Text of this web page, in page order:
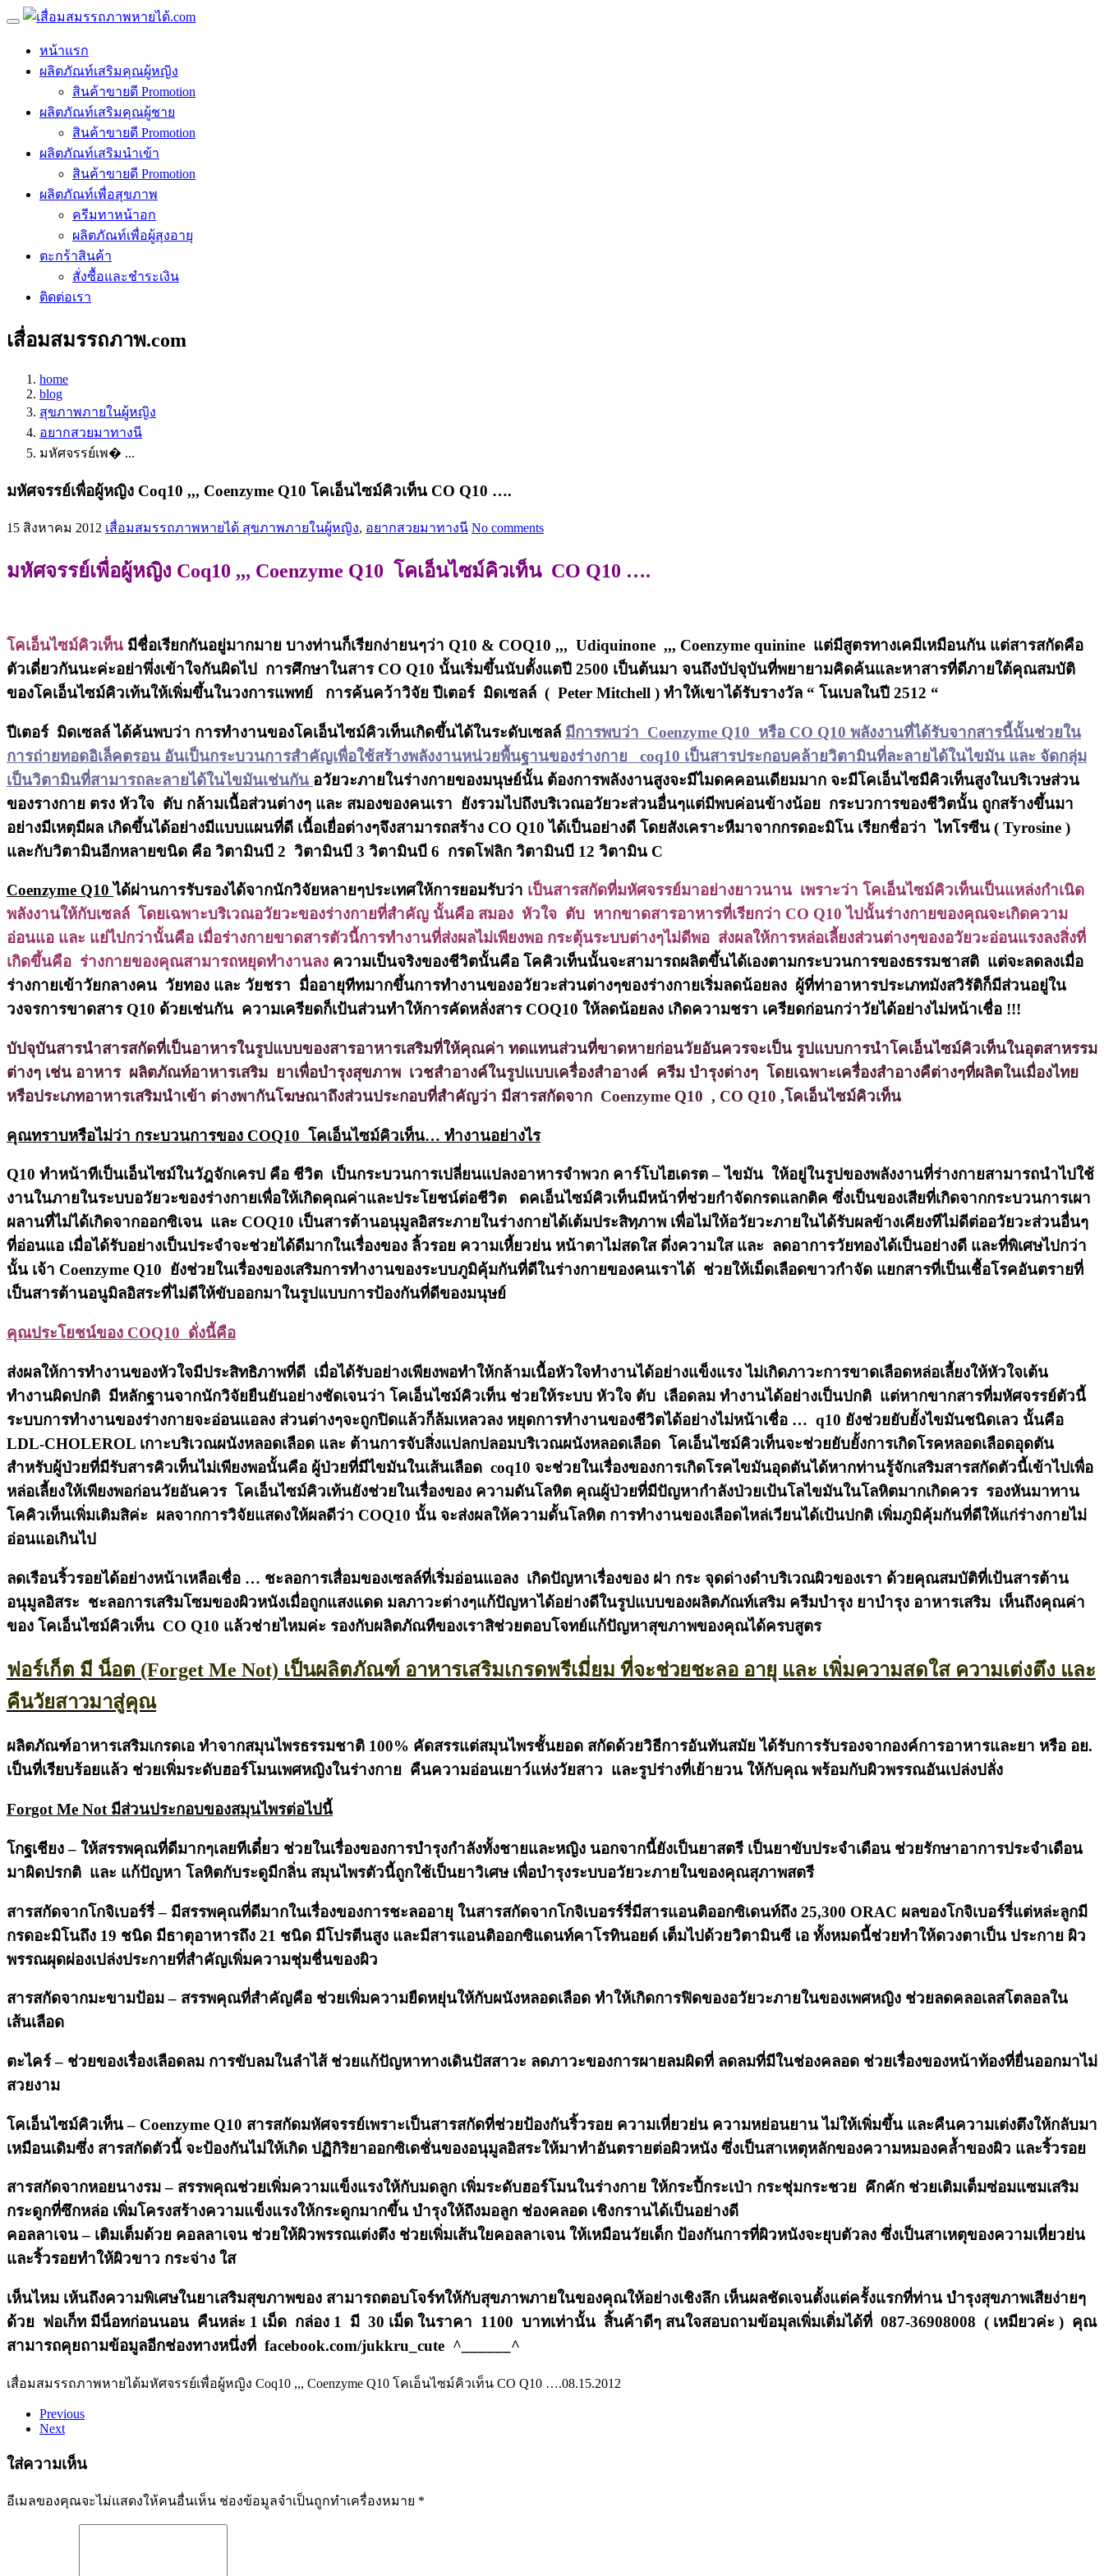
หน้าแรก
ผลิตภัณท์เสริมคุณผู้หญิง
สินค้าขายดี Promotion
ผลิตภัณท์เสริมคุณผู้ชาย
สินค้าขายดี Promotion
ผลิตภัณท์เสริมนำเข้า
สินค้าขายดี Promotion
ผลิตภัณท์เพื่อสุขภาพ
ครีมทาหน้าอก
ผลิตภัณท์เพื่อผู้สุงอายุ
ตะกร้าสินค้า
สั่งซื้อและชำระเงิน
ติดต่อเรา
เสื่อมสมรรถภาพ.com
home
blog
สุขภาพภายในผู้หญิง
อยากสวยมาทางนี
มหัศจรรย์เพ� ...
มหัศจรรย์เพื่อผู้หญิง Coq10 ,,, Coenzyme Q10 โคเอ็นไซม์คิวเท็น CO Q10 ….
15 สิงหาคม 2012 เสื่อมสมรรถภาพหายได้ สุขภาพภายในผู้หญิง, อยากสวยมาทางนี No comments
มหัศจรรย์เพื่อผู้หญิง Coq10 ,,, Coenzyme Q10 โคเอ็นไซม์คิวเท็น CO Q10 ….
โคเอ็นไซม์คิวเท็น มีชื่อเรียกกันอยู่มากมาย บางท่านก็เรียกง่ายนๆว่า Q10 & COQ10 ,,, Udiquinone ,,, Coenzyme quinine แต่มีสูตรทางเคมีเหมือนกัน แต่สารสกัดคือ
ตัวเดี่ยวกันนะค่ะอย่าพึ่งเข้าใจกันผิดไป การศึกษาในสาร CO Q10 นั้นเริ่มขึ้นนับตั้งแตปี 2500 เป็นต้นมา จนถึงบัปจุบันที่พยายามคิดค้นและหาสารที่ดีภายใต้คุณสมบัติ
ของโคเอ็นไซม์คิวเท้นให้เพิ่มขึ้นในวงการแพทย์ การค้นคว้าวิจัย ปีเตอร์ มิดเซลล์ ( Peter Mitchell ) ทำให้เขาได้รับรางวัล “ โนเบลในปี 2512 “
ปีเตอร์ มิดเซลล์ ได้ค้นพบว่า การทำงานของโคเอ็นไซม์คิวเท็นเกิดขึ้นได้ในระดับเซลล์ มีการพบว่า Coenzyme Q10 หรือ CO Q10 พลังงานที่ได้รับจากสารนี้นั้นช่วยใน
การถ่ายทอดอิเล็คตรอน อันเป็นกระบวนการสำคัญเพื่อใช้สร้างพลังงานหน่วยพื้นฐานของร่างกาย coq10 เป็นสารประกอบคล้ายวิตามินที่ละลายได้ในไขมัน และ จัดกลุ่ม
เป็นวิตามินที่สามารถละลายได้ในไขมันเช่นกัน อวัยวะภายในร่างกายของมนุษย์นั้น ต้องการพลังงานสูงจะมีไมดคคอนเดียมมาก จะมีโคเอ็นไซมืคิวเท็นสูงในบริเวษส่วน
ของรางกาย ตรง หัวใจ ตับ กล้ามเนื้อส่วนต่างๆ และ สมองของคนเรา ยังรวมไปถึงบริเวณอวัยวะส่วนอื่นๆแต่มีพบค่อนข้างน้อย กระบวการของชีวิตนั้น ถูกสร้างขึ้นมา
อย่างมีเหตุมีผล เกิดขึ้นได้อย่างมีแบบแผนที่ดี เนื้อเยื่อต่างๆจึงสามารถสร้าง CO Q10 ได้เป็นอย่างดี โดยสังเคราะหืมาจากกรดอะมิโน เรียกชื่อว่า ไทโรซีน ( Tyrosine )
และกับวิตามินอีกหลายขนิด คือ วิตามินบี 2 วิตามินบี 3 วิตามินบี 6 กรดโฟลิก วิตามินบี 12 วิตามิน C
Coenzyme Q10ได้ผ่านการรับรองได้จากนักวิจัยหลายๆประเทศให้การยอมรับว่า เป็นสารสกัดที่มหัศจรรย์มาอย่างยาวนาน เพราะว่า โคเอ็นไซม์คิวเท็นเป็นแหล่งกำเนิด
พลังงานให้กับเซลล์ โดยเฉพาะบริเวณอวัยวะของร่างกายที่สำคัญ นั้นคือ สมอง หัวใจ ตับ หากขาดสารอาหารที่เรียกว่า CO Q10 ไปนั้นร่างกายของคุณจะเกิดความ
อ่อนแอ และ แย่ไปกว่านั้นคือ เมื่อร่างกายขาดสารตัวนี้การทำงานที่ส่งผลไม่เพียงพอ กระตุ้นระบบต่างๆไม่ดีพอ ส่งผลให้การหล่อเลี้ยงส่วนต่างๆของอวัยวะอ่อนแรงลงสิ่งที่
เกิดขึ้นคือ ร่างกายของคุณสามารถหยุดทำงานลง ความเป็นจริงของชีวิตนั้นคือ โคคิวเท็นนั้นจะสามารถผลิตขึ้นได้เองตามกระบวนการของธรรมชาสติ แต่จะลดลงเมื่อ
ร่างกายเข้าวัยกลางคน วัยทอง และ วัยชรา มื่ออายุทีทมากขึ้นการทำงานของอวัยวะส่วนต่างๆของร่างกายเริ่มลดน้อยลง ผู้ที่ท่าอาหารประเภทมังสวิรัติก็มีส่วนอยู่ใน
วงจรการขาดสาร Q10 ด้วยเช่นกัน ความเครียดก็เป้นส่วนทำให้การคัดหลั่งสาร COQ10 ให้ลดน้อยลง เกิดความชรา เครียดก่อนกว่าวัยได้อย่างไม่หน้าเชื่อ !!!
บัปจุบันสารนำสารสกัดที่เป็นอาหารในรูปแบบของสารอาหารเสริมที่ให้คุณค่า ทดแทนส่วนที่ขาดหายก่อนวัยอันควรจะเป็น รูปแบบการนำโคเอ็นไซม์คิวเท็นในอุตสาหรรม
ต่างๆ เช่น อาหาร ผลิตภัณท์อาหารเสริม ยาเพื่อบำรุงสุขภาพ เวชสำอางค์ในรูปแบบเครื่องสำอางค์ ครีม บำรุงต่างๆ โดยเฉพาะเครื่องสำอางคืต่างๆที่ผลิตในเมื่องไทย
หรือประเภทอาหารเสริมนำเข้า ต่างพากันโฆษณาถึงส่วนประกอบที่สำคัญว่า มีสารสกัดจาก Coenzyme Q10 , CO Q10 ,โคเอ็นไซม์คิวเท็น
คุณทราบหรือไม่ว่า กระบวนการของ COQ10 โคเอ็นไซม์คิวเท็น… ทำงานอย่างไร
Q10 ทำหน้าทีเป็นเอ็นไซม์ในวัฎจักเครป คือ ชีวิต เป็นกระบวนการเปลี่ยนแปลงอาหารจำพวก คาร์โบไฮเดรต – ไขมัน ให้อยู่ในรูปของพลังงานที่ร่างกายสามารถนำไปใช้
งานในภายในระบบอวัยวะของร่างกายเพื่อให้เกิดคุณค่าและประโยชน์ต่อชีวิต ดคเอ็นไซม์คิวเท็นมีหน้าที่ช่วยกำจัดกรดแลกติค ซึ่งเป็นของเสียที่เกิดจากกระบวนการเผา
ผลานที่ไม่ได้เกิดจากออกซิเจน และ COQ10 เป็นสารต้านอนุมูลอิสระภายในร่างกายได้เต้มประสิทฺภาพ เพื่อไม่ให้อวัยวะภายในได้รับผลข้างเคียงทีไม่ดีต่ออวัยวะส่วนอื่นๆ
ที่อ่อนแอ เมื่อได้รับอย่างเป็นประจำจะช่วยได้ดีมากในเรื่องของ ลิ้วรอย ความเหี้ยวย่น หน้าตาไม่สดใส ดึ่งความใส และ ลดอาการวัยทองได้เป็นอย่างดี และที่พิเศษไปกว่า
นั้น เจ้า Coenzyme Q10 ยังช่วยในเรื่องของเสริมการทำงานของระบบภูมิคุ้มกันที่ดีในร่างกายของคนเราได้ ช่วยให้เม็ดเลือดขาวกำจัด แยกสารที่เป็นเชื้อโรคอันตรายที่
เป็นสารต้านอนูมิลอิสระที่ไม่ดีให้ขับออกมาในรูปแบบการป้องกันที่ดีของมนุษย์
คุณประโยชน์ของ COQ10 ดั่งนี้คือ
ส่งผลให้การทำงานของหัวใจมีประสิทธิภาพที่ดี เมื่อได้รับอย่างเพียงพอทำให้กล้ามเนื้อหัวใจทำงานได้อย่างแข็งแรง ไม่เกิดภาวะการขาดเลือดหล่อเลี้ยงให้หัวใจเต้น
ทำงานผิดปกติ มีหลักฐานจากนักวิจัยยืนยันอย่างชัดเจนว่า โคเอ็นไซม์คิวเท็น ช่วยให้ระบบ หัวใจ ตับ เลือดลม ทำงานได้อย่างเป็นปกติ แต่หากขากสารที่มหัศจรรย์ตัวนี้
ระบบการทำงานของร่างกายจะอ่อนแอลง ส่วนต่างๆจะถูกปิดแล้วก็ล้มเหลวลง หยุดการทำงานของชีวิตได้อย่างไม่หน้าเชื่อ … q10 ยังช่วยยับยั้งไขมันชนิดเลว นั้นคือ
LDL-CHOLEROL เกาะบริเวณผนังหลอดเลือด และ ต้านการจับสิ่งแปลกปลอมบริเวณผนังหลอดเลือด โคเอ็นไซม์คิวเท็นจะช่วยยับยั้งการเกิดโรคหลอดเลือดอุดตัน
สำหรับผู้ป่วยที่มีรับสารคิวเท็นไม่เพียงพอนั้นคือ ผู้ป่วยที่มีไขมันในเส้นเลือด coq10 จะช่วยในเรื่องของการเกิดโรคไขมันอุดตันได้หากท่านรู้จักเสริมสารสกัดตัวนี้เข้าไปเพื่อ
หล่อเลี้ยงให้เพียงพอก่อนวัยอันควร โคเอ็นไซม์คิวเท้นยังช่วยในเรื่องของ ความดันโลหิต คุณผู้ป่วยที่มีปัญหากำลังป่วยเป้นโลไขมันในโลหิตมากเกิดควร รองหันมาทาน
โคคิวเท็นเพิ่มเติมสิค่ะ ผลจากการวิจัยแสดงให้ผลดีว่า COQ10 นั้น จะส่งผลให้ความดั้นโลหิต การทำงานของเลือดไหล่เวียนได้เป้นปกติ เพิ่มภูมิคุ้มกันที่ดีให้แก่ร่างกายไม่
อ่อนแอเกินไป
ลดเรือนริ้วรอยได้อย่างหน้าเหลือเชื่อ … ชะลอการเสื่อมของเซลล์ที่เริ่มอ่อนแอลง เกิดปัญหาเรื่องของ ฝา กระ จุดด่างดำบริเวณผิวของเรา ด้วยคุณสมบัติที่เป้นสารต้าน
อนุมูลอิสระ ชะลอการเสริมโซมของผิวหนังเมื่อถูกแสงแดด มลภาวะต่างๆแก้ปัญหาได้อย่างดีในรูปแบบของผลิตภัณท์เสริม ครีมบำรุง ยาบำรุง อาหารเสริม เห็นถึงคุณค่า
ของ โคเอ็นไซม์คิวเท็น CO Q10 แล้วช่ายไหมค่ะ รองกับผลิตภัณทืของเราสิช่วยตอบโจทย์แก้ปัญหาสุขภาพของคุณได้ครบสูตร
ฟอร์เก็ต มี น็อต (Forget Me Not) เป็นผลิตภัณฑ์ อาหารเสริมเกรดพรีเมี่ยม ที่จะช่วยชะลอ อายุ และ เพิ่มความสดใส ความเต่งตึง และ
คืนวัยสาวมาสู่คุณ
ผลิตภัณฑ์อาหารเสริมเกรดเอ ทำจากสมุนไพรธรรมชาติ 100% คัดสรรแต่สมุนไพรชั้นยอด สกัดด้วยวิธีการอันทันสมัย ได้รับการรับรองจากองค์การอาหารและยา หรือ อย.
เป็นที่เรียบร้อยแล้ว ช่วยเพิ่มระดับฮอร์โมนเพศหญิงในร่างกาย คืนความอ่อนเยาว์แห่งวัยสาว และรูปร่างที่เย้ายวน ให้กับคุณ พร้อมกับผิวพรรณอันเปล่งปลั่ง
Forgot Me Not มีส่วนประกอบของสมุนไพรต่อไปนี้
โกฐเชียง – ให้สรรพคุณที่ดีมากๆเลยทีเดี๋ยว ช่วยในเรื่องของการบำรุงกำลังทั้งชายและหญิง นอกจากนี้ยังเป็นยาสตรี เป็นยาขับประจำเดือน ช่วยรักษาอาการประจำเดือน
มาผิดปรกติ และ แก้ปัญหา โลหิตกับระดูมีกลิ่น สมุนไพรตัวนี้ถูกใช้เป็นยาวิเศษ เพื่อบำรุงระบบอวัยวะภายในของคุณสุภาพสตรี
สารสกัดจากโกจิเบอร์รี่– มีสรรพคุณที่ดีมากในเรื่องของการชะลออายุ ในสารสกัดจากโกจิเบอรร์รี่มีสารแอนติออกซิเดนท์ถึง 25,300 ORAC ผลของโกจิเบอร์รี่แต่หล่ะลูกมี
กรดอะมิโนถึง 19 ชนิด มีธาตุอาหารถึง 21 ชนิด มีโปรตีนสูง และมีสารแอนติออกซิแดนท์คาโรทินอยด์ เต็มไปด้วยวิตามินซี เอ ทั้งหมดนี้ช่วยทำให้ดวงตาเป็น ประกาย ผิว
พรรณผุดผ่องเปล่งประกายที่สำคัญเพิ่มความชุ่มชื่นของผิว
สารสกัดจากมะขามป้อม– สรรพคุณที่สำคัญคือ ช่วยเพิ่มความยืดหยุ่นให้กับผนังหลอดเลือด ทำให้เกิดการฟิดของอวัยวะภายในของเพศหญิง ช่วยลดคลอเลสโตลอลใน
เส้นเลือด
ตะไคร์– ช่วยของเรื่องเลือดลม การขับลมในลำไส้ ช่วยแก้ปัญหาทางเดินปัสสาวะ ลดภาวะของการผายลมผิดที่ ลดลมที่มีในช่องคลอด ช่วยเรื่องของหน้าท้องที่ยื่นออกมาไม่
สวยงาม
โคเอ็นไซม์คิวเท็น– Coenzyme Q10 สารสกัดมหัศจรรย์เพราะเป็นสารสกัดที่ช่วยป้องกันริ้วรอย ความเหี่ยวย่น ความหย่อนยาน ไม่ให้เพิ่มขึ้น และคืนความเต่งตึงให้กลับมา
เหมือนเดิมซึ่ง สารสกัดตัวนี้ จะป้องกันไม่ให้เกิด ปฏิกิริยาออกซิเดชั่นของอนุมูลอิสระให้มาทำอันตรายต่อผิวหนัง ซึ่งเป็นสาเหตุหลักของความหมองคล้ำของผิว และริ้วรอย
สารสกัดจากหอยนางรม– สรรพคุณช่วยเพิ่มความแข็งแรงให้กับมดลูก เพิ่มระดับฮอร์โมนในร่างกาย ให้กระปี้กระเป่า กระชุ่มกระชวย คึกคัก ช่วยเติมเต็มซ่อมแซมเสริม
กระดูกที่ซึกหล่อ เพิ่มโครงสร้างความแข็งแรงให้กระดูกมากขึ้น บำรุงให้ถึงมอลูก ช่องคลอด เชิงกรานได้เป็นอย่างดี
คอลลาเจน– เติมเต็มด้วย คอลลาเจน ช่วยให้ผิวพรรณเต่งตึง ช่วยเพิ่มเส้นใยคอลลาเจน ให้เหมือนวัยเด็ก ป้องกันการที่ผิวหนังจะยุบตัวลง ซึ่งเป็นสาเหตุของความเหี่ยวย่น
และริ้วรอยทำให้ผิวขาว กระจ่าง ใส
เห็นไหม เห้นถึงความพิเศษในยาเสริมสุขภาพของ สามารถตอบโจร์ทให้กับสุขภาพภายในของคุณให้อย่างเชิงลึก เห็นผลชัดเจนตั้งแต่ครั้งแรกที่ท่าน บำรุงสุขภาพเสียง่ายๆ
ด้วย ฟอเก็ท มีน็อทก่อนนอน คืนหล่ะ 1 เม็ด กล่อง 1 มี 30 เม็ด ในราคา 1100 บาทเท่านั้น สิ้นค้าดีๆ สนใจสอบถามข้อมุลเพิ่มเติ่มได้ที่ 087-36908008 ( เหมียวค่ะ ) คุณ
สามารถคุยถามข้อมูลอีกช่องทางหนึ่งที่ facebook.com/jukkru_cute ^______^
เสื่อมสมรรถภาพหายได้มหัศจรรย์เพื่อผู้หญิง Coq10 ,,, Coenzyme Q10 โคเอ็นไซม์คิวเท็น CO Q10 ….08.15.2012
Previous
Next
ใส่ความเห็น
อีเมลของคุณจะไม่แสดงให้คนอื่นเห็น ช่องข้อมูลจำเป็นถูกทำเครื่องหมาย *